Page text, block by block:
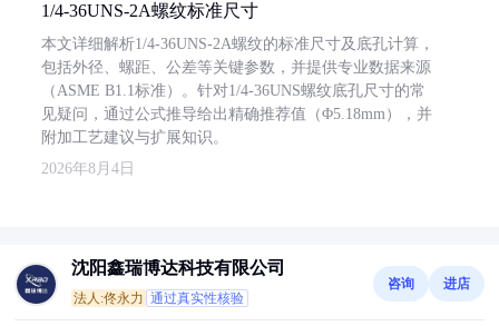
1/4-36UNS-2A螺纹标准尺寸
本文详细解析1/4-36UNS-2A螺纹的标准尺寸及底孔计算，
包括外径、螺距、公差等关键参数，并提供专业数据来源
（ASME B1.1标准）。针对1/4-36UNS螺纹底孔尺寸的常
见疑问，通过公式推导给出精确推荐值（Φ5.18mm），并
附加工艺建议与扩展知识。
2026年8月4日
沈阳鑫瑞博达科技有限公司
法人:佟永力 通过真实性核验
咨询 进店